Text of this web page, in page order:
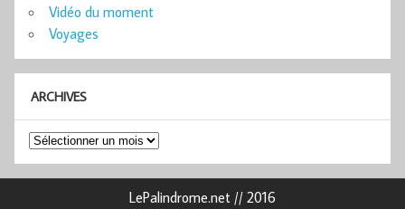
Vidéo du moment
Voyages
ARCHIVES
Archives
LePalindrome.net // 2016